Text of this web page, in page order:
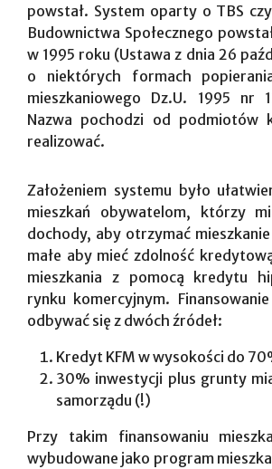
powstał. System oparty o TBS
Budownictwa Społecznego
w 1995 roku (Ustawa z dnia 26
o niektórych formach
mieszkaniowego Dz.U. 1995 nr
Nazwa pochodzi od podmiotów
realizować.
Założeniem systemu było
mieszkań obywatelom, którzy
dochody, aby otrzymać
małe aby mieć zdolność
mieszkania z pomocą kredytu
rynku komercyjnym.
odbywać się z dwóch źródeł:
Kredyt KFM w wysokości do
30% inwestycji plus grunty
samorządu (!)
Przy takim finansowaniu
wybudowane jako program